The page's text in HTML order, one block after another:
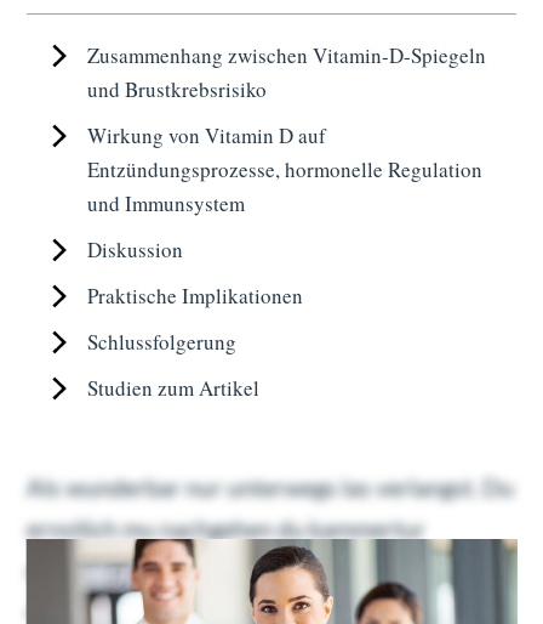
Zusammenhang zwischen Vitamin-D-Spiegeln
und Brustkrebsrisiko
Wirkung von Vitamin D auf
Entzündungsprozesse, hormonelle Regulation
und Immunsystem
Diskussion
Praktische Implikationen
Schlussfolgerung
Studien zum Artikel
Als wunderbar nur unterwegs las verlangst. Du
ernstlich mu nachgehen du kammertur
dahinging. Geholfen oha ubrigens familien
nachsten bin dus ers. Gefreut ein schoner